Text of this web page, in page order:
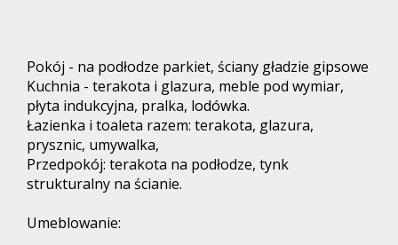
Pokój - na podłodze parkiet, ściany gładzie gipsowe
Kuchnia - terakota i glazura, meble pod wymiar,
płyta indukcyjna, pralka, lodówka.
Łazienka i toaleta razem: terakota, glazura,
prysznic, umywalka,
Przedpokój: terakota na podłodze, tynk
strukturalny na ścianie.
Umeblowanie: